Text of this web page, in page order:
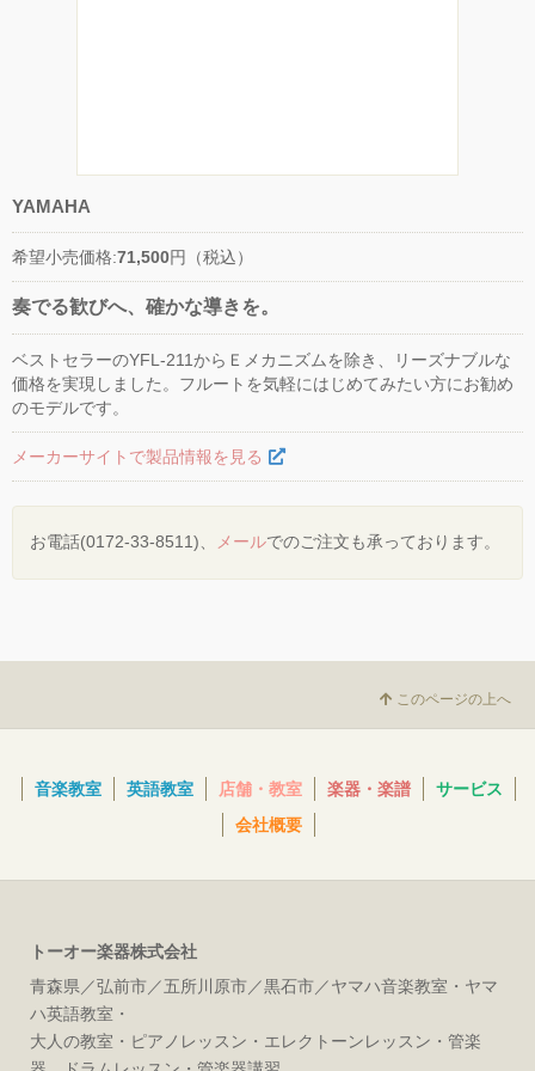
YAMAHA
希望小売価格:71,500円（税込）
奏でる歓びへ、確かな導きを。
ベストセラーのYFL-211からＥメカニズムを除き、リーズナブルな
価格を実現しました。フルートを気軽にはじめてみたい方にお勧め
のモデルです。
メーカーサイトで製品情報を見る
お電話(0172-33-8511)、 メールでのご注文も承っております。
このページの上へ
音楽教室 英語教室 店舗・教室 楽器・楽譜
サービス
会社概要
トーオー楽器株式会社
青森県／弘前市／五所川原市／黒石市／ヤマハ音楽教室・ヤマ
ハ英語教室・
大人の教室・ピアノレッスン・エレクトーンレッスン・管楽